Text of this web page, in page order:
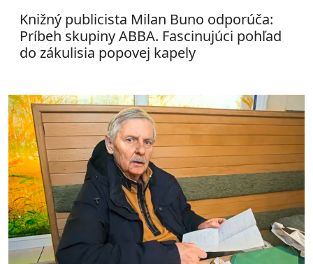
Knižný publicista Milan Buno odporúča:
Príbeh skupiny ABBA. Fascinujúci pohľad
do zákulisia popovej kapely